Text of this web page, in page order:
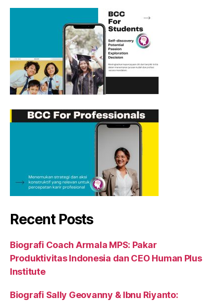
Recent Posts
Biografi Coach Armala MPS: Pakar
Produktivitas Indonesia dan CEO Human Plus
Institute
Biografi Sally Geovanny & Ibnu Riyanto: